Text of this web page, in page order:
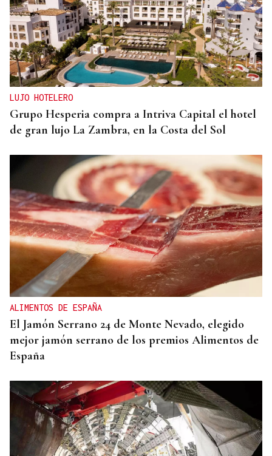
LUJO HOTELERO
Grupo Hesperia compra a Intriva Capital el hotel
de gran lujo La Zambra, en la Costa del Sol
ALIMENTOS DE ESPAÑA
El Jamón Serrano 24 de Monte Nevado, elegido
mejor jamón serrano de los premios Alimentos de
España